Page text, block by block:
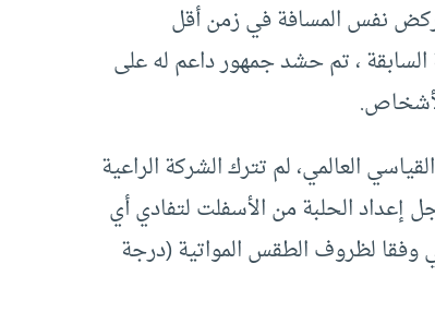
كيبشوجي استطاع ركض نفس المسافة في زمن أقل
السابقة ، تم حشد جمهور داعم له على
العالمي، لم تترك الشركة الراعية
الحلبة من الأسفلت لتفادي أي
وفقا لظروف الطقس المواتية (درجة